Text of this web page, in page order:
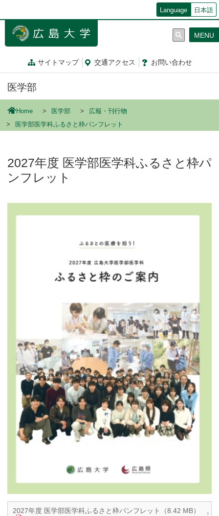
ン
Language 日本語
サイトマップ 交通アクセス お問い合わせ
MENU
医学部
Home 医学部
広報・刊行物
医学部医学科ふるさと枠パンフレット
2027年度 医学部医学科ふるさと枠パ
ンフレット
2027年度 医学部医学科ふるさと枠パンフレット（8.42 MB）